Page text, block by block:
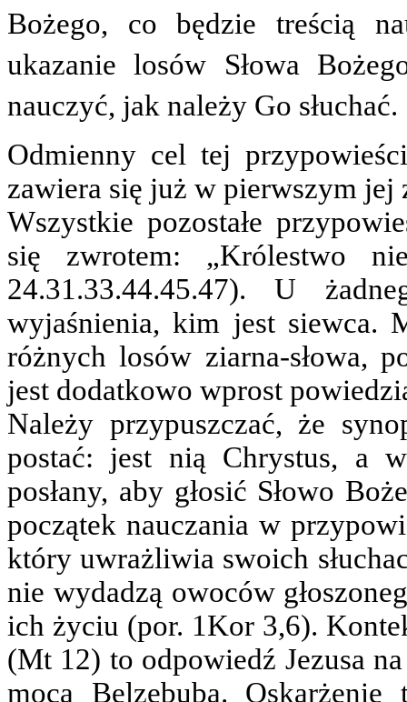
Bożego, co będzie treścią
ukazanie losów Słowa
nauczyć, jak należy Go słuchać.
Odmienny cel tej
zawiera się już w pierwszym jej
Wszystkie pozostałe
się zwrotem: „Królestwo
24.31.33.44.45.47). U
wyjaśnienia, kim jest siewca.
różnych losów ziarna-słowa,
jest dodatkowo wprost
Należy przypuszczać, że
postać: jest nią Chrystus, a
posłany, aby głosić Słowo
początek nauczania w
który uwrażliwia swoich
nie wydadzą owoców
ich życiu (por. 1Kor 3,6).
(Mt 12) to odpowiedź Jezusa
mocą Belzebuba.